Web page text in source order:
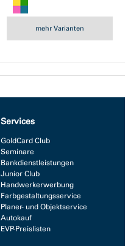
mehr Varianten
Services
GoldCard Club
Seminare
Bankdienstleistungen
Junior Club
Handwerkerwerbung
Farbgestaltungsservice
Planer- und Objektservice
Autokauf
EVP-Preislisten